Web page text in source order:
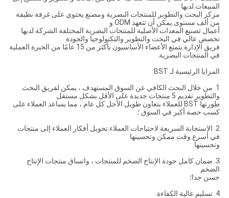
المبيعات.لديها
مركز البحث والتطوير للمنتجات البصرية ومصنع يحتوي على غرفة نظيفة
من ألف مستوى.يمكن أن تتعهد ODM و
أعمال تصنيع المعدات الأصلية للمنتجات البصرية المختلفة.الشركة لديها
تخصص عالي في البحث والتطوير والتكنولوجيا والجودة
فريق الإدارة.يتمتع الأعضاء الأساسيون بأكثر من 15 عامًا من الخبرة العملية
في المنتجات البصرية.
المزايا الرئيسية لـ BST:
1. من خلال البحث الكافي عن السوق المستهدف ، يمكن لفريق البحث
والتطوير تقديم 5 منتجات جديدة على الأقل بشكل مستقل
طورتها BST للعملاء بتعاون طويل الأجل كل عام ، مما يساعد العملاء على
كسب حصة أكبر في السوق ؛
2. الاستجابة السريعة لاحتياجات العملاء.تحويل أفكار العملاء إلى منتجات
في أسرع وقت ممكن وتحسينها
وتحسينها.
3. ضمان كامل جودة الإنتاج الضخم للمنتجات ، واتساق منتجات الإنتاج
الضخم
حسن جدا؛
4. تسليم عالية الكفاءة.